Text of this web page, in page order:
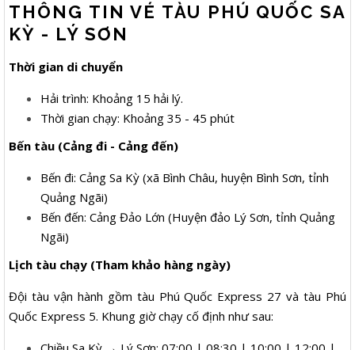
THÔNG TIN VÉ TÀU PHÚ QUỐC SA
KỲ - LÝ SƠN
Thời gian di chuyển
Hải trình: Khoảng 15 hải lý.
Thời gian chạy: Khoảng 35 - 45 phút
Bến tàu (Cảng đi - Cảng đến)
Bến đi: Cảng Sa Kỳ (xã Bình Châu, huyện Bình Sơn, tỉnh
Quảng Ngãi)
Bến đến: Cảng Đảo Lớn (Huyện đảo Lý Sơn, tỉnh Quảng
Ngãi)
Lịch tàu chạy (Tham khảo hàng ngày)
Đội tàu vận hành gồm tàu Phú Quốc Express 27 và tàu Phú
Quốc Express 5. Khung giờ chạy cố định như sau: